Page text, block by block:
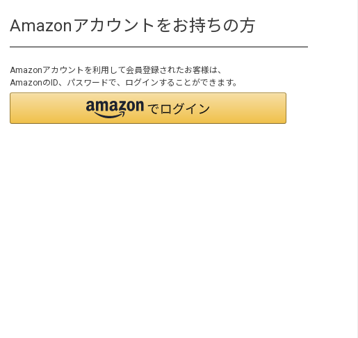
Amazonアカウントをお持ちの方
Amazonアカウントを利用して会員登録されたお客様は、
AmazonのID、パスワードで、ログインすることができます。